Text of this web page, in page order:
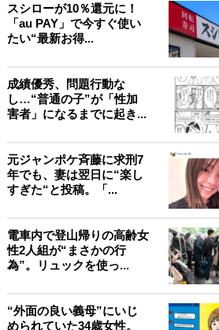
スシローが10％還元に！
「au PAY」で今すぐ使い
たい“最新お得...
成績優秀、問題行動な
し…“普通の子”が「性加
害者」になるまでに起き...
元ジャンポケ斉藤に求刑7
年でも、妻は翌日に“楽し
すぎた“と投稿。「...
電車内で登山帰りの高齢女
性2人組が“まさかの行
為”。リュックを使っ...
“外面の良い義母”にいじ
められていた34歳女性。